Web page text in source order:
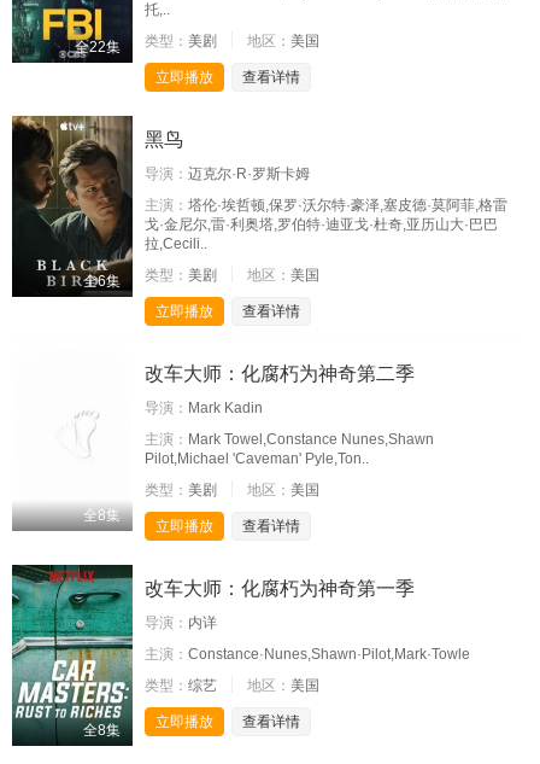
全22集
托,..
类型： 美剧 地区： 美国
立即播放 查看详情
全6集
黑鸟
导演： 迈克尔·R·罗斯卡姆
主演： 塔伦·埃哲顿,保罗·沃尔特·豪泽,塞皮德·莫阿菲,格雷
戈·金尼尔,雷·利奥塔,罗伯特·迪亚戈·杜奇,亚历山大·巴巴
拉,Cecili..
类型： 美剧 地区： 美国
立即播放 查看详情
全8集
改车大师：化腐朽为神奇第二季
导演： Mark Kadin
主演： Mark Towel,Constance Nunes,Shawn
Pilot,Michael 'Caveman' Pyle,Ton..
类型： 美剧 地区： 美国
立即播放 查看详情
全8集
改车大师：化腐朽为神奇第一季
导演： 内详
主演： Constance·Nunes,Shawn·Pilot,Mark·Towle
类型： 综艺 地区： 美国
立即播放 查看详情